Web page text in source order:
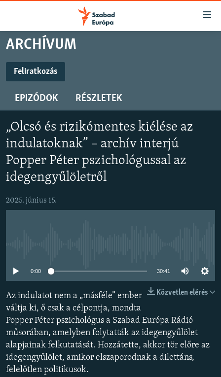
Akadálymentes
Ugrás
fő
oldalra
tartalomjegyzékre
Ugrás
keresésre
AKTUÁLIS
ELEMZŐ
NER15
SZABADON
TÁRSADALOM
DEMOKRÁCIA
A PÉNZ NYOMÁBAN
KLÍMAVÁLTOZÁS
A MÚLT TANULSÁGAI
KÖVESSEN MINKET!
Valamennyi RFE/RL weboldal
ARCHÍVUM
Feliratkozás
Spotify
Feliratkozás
EPIZÓDOK RÉSZLETEK
„Olcsó és rizikómentes kiélése az
indulatoknak” – archív interjú
Popper Péter pszichológussal az
idegengyűlöletről
2025. június 15.
0:00 30:41
Közvetlen elérés
Az indulatot nem a „másféle” ember
váltja ki, ő csak a célpontja, mondta
Popper Péter pszichológus a Szabad Európa Rádió
műsorában, amelyben folytatták az idegengyűlölet
alapjainak felkutatását. Hozzátette, akkor tör előre az
idegengyűlölet, amikor elszaporodnak a dilettáns,
felelőtlen politikusok.
Spotify
Feliratkozás